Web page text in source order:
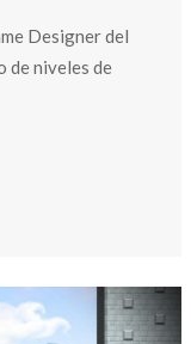
Designer del
de niveles de